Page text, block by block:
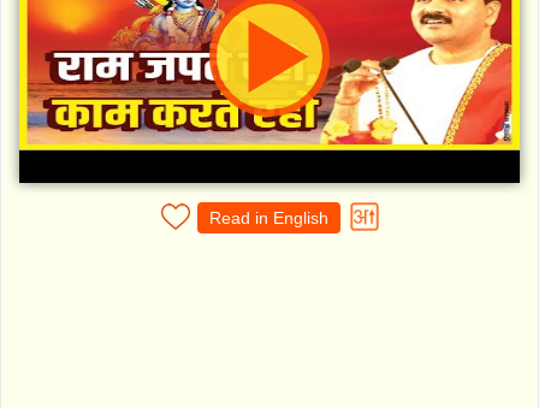
Read in English